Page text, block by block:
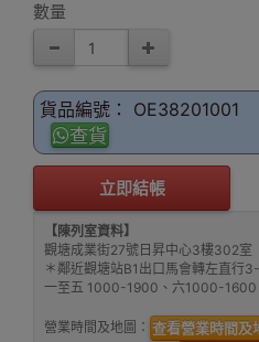
數量
貨品編號： OE38201001
查貨
立即結帳
【陳列室資料】
觀塘成業街27號日昇中心3樓302室
＊鄰近觀塘站B1出口馬會轉左直行
一至五 1000-1900、六1000-1600
營業時間及地圖： 查看營業時間及